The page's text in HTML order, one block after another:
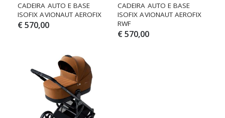
CADEIRA AUTO E BASE
ISOFIX AVIONAUT AEROFIX
€ 570,00
CADEIRA AUTO E BASE
ISOFIX AVIONAUT AEROFIX
RWF
€ 570,00